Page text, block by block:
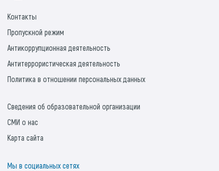
Контакты
Пропускной режим
Антикоррупционная деятельность
Антитеррористическая деятельность
Политика в отношении персональных данных
Сведения об образовательной организации
СМИ о нас
Карта сайта
Мы в социальных сетях